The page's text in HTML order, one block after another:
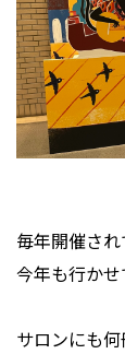
毎年開催され
今年も行かせ
サロンにも